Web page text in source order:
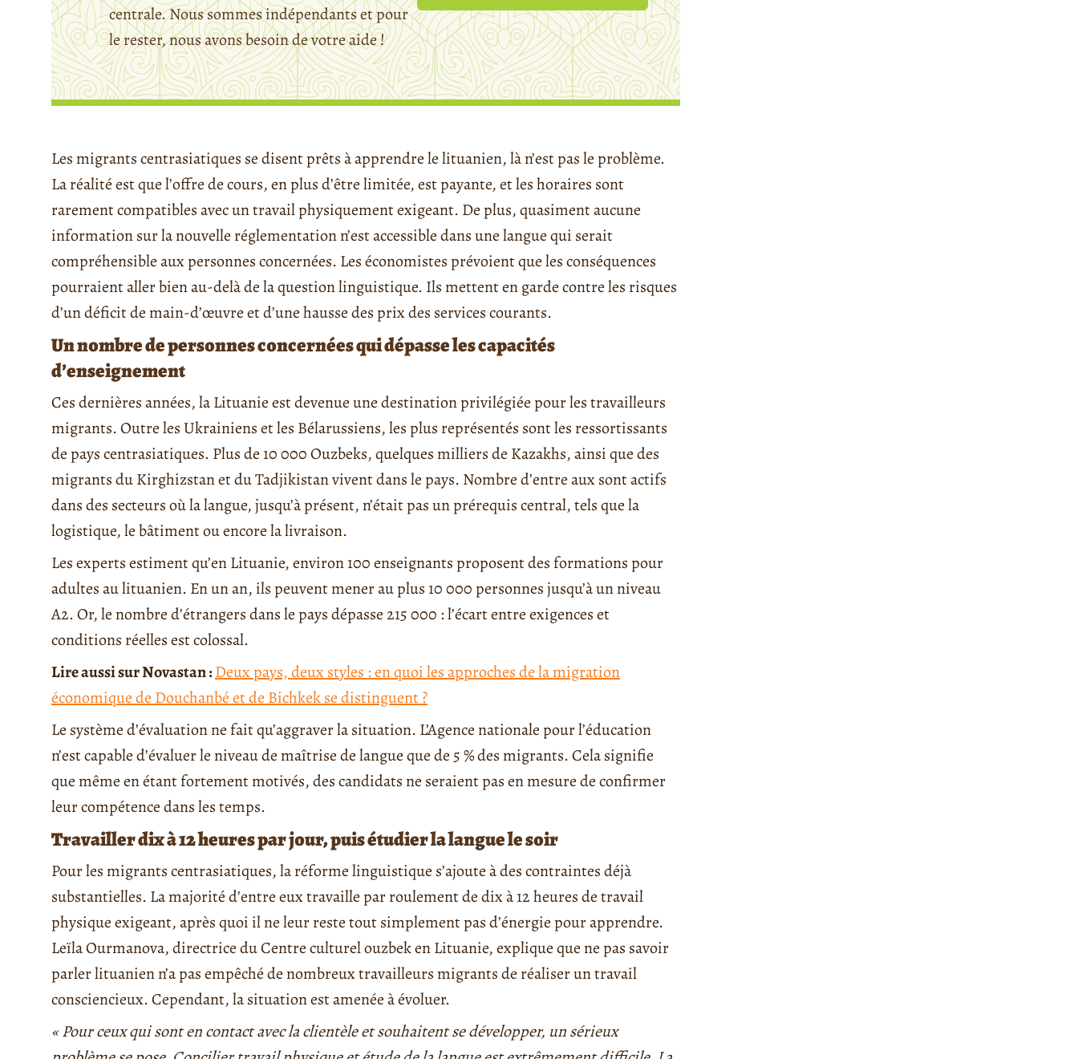
centrale. Nous sommes indépendants et pour
le rester, nous avons besoin de votre aide !
Les migrants centrasiatiques se disent prêts à apprendre le lituanien, là n’est pas le problème.
La réalité est que l’offre de cours, en plus d’être limitée, est payante, et les horaires sont
rarement compatibles avec un travail physiquement exigeant. De plus, quasiment aucune
information sur la nouvelle réglementation n’est accessible dans une langue qui serait
compréhensible aux personnes concernées. Les économistes prévoient que les conséquences
pourraient aller bien au-delà de la question linguistique. Ils mettent en garde contre les risques
d’un déficit de main-d’œuvre et d’une hausse des prix des services courants.
Un nombre de personnes concernées qui dépasse les capacités
d’enseignement
Ces dernières années, la Lituanie est devenue une destination privilégiée pour les travailleurs
migrants. Outre les Ukrainiens et les Bélarussiens, les plus représentés sont les ressortissants
de pays centrasiatiques. Plus de 10 000 Ouzbeks, quelques milliers de Kazakhs, ainsi que des
migrants du Kirghizstan et du Tadjikistan vivent dans le pays. Nombre d’entre aux sont actifs
dans des secteurs où la langue, jusqu’à présent, n’était pas un prérequis central, tels que la
logistique, le bâtiment ou encore la livraison.
Les experts estiment qu’en Lituanie, environ 100 enseignants proposent des formations pour
adultes au lituanien. En un an, ils peuvent mener au plus 10 000 personnes jusqu’à un niveau
A2. Or, le nombre d’étrangers dans le pays dépasse 215 000 : l’écart entre exigences et
conditions réelles est colossal.
Lire aussi sur Novastan :Deux pays, deux styles : en quoi les approches de la migration
économique de Douchanbé et de Bichkek se distinguent ?
Le système d’évaluation ne fait qu’aggraver la situation. L’Agence nationale pour l’éducation
n’est capable d’évaluer le niveau de maîtrise de langue que de 5 % des migrants. Cela signifie
que même en étant fortement motivés, des candidats ne seraient pas en mesure de confirmer
leur compétence dans les temps.
Travailler dix à 12 heures par jour, puis étudier la langue le soir
Pour les migrants centrasiatiques, la réforme linguistique s’ajoute à des contraintes déjà
substantielles. La majorité d’entre eux travaille par roulement de dix à 12 heures de travail
physique exigeant, après quoi il ne leur reste tout simplement pas d’énergie pour apprendre.
Leïla Ourmanova, directrice du Centre culturel ouzbek en Lituanie, explique que ne pas savoir
parler lituanien n’a pas empêché de nombreux travailleurs migrants de réaliser un travail
consciencieux. Cependant, la situation est amenée à évoluer.
« Pour ceux qui sont en contact avec la clientèle et souhaitent se développer, un sérieux